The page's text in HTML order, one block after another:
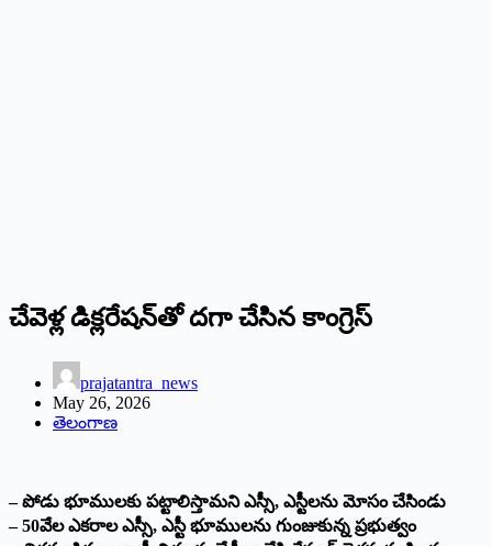
చేవెళ్ల డిక్లరేషన్‌తో దగా చేసిన కాంగ్రెస్
prajatantra_news
May 26, 2026
తెలంగాణ
– పోడు భూములకు పట్టాలిస్తామని ఎస్సీ, ఎస్టీలను మోసం చేసిండు
– 50వేల ఎకరాల ఎస్సీ, ఎస్టీ భూములను గుంజుకున్న ప్రభుత్వం